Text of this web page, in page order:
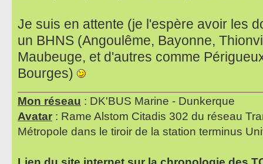
Je suis en attente (je l'espère avoir les
un BHNS (Angoulême, Bayonne,
Maubeuge, et d'autres comme
Bourges)
Mon réseau : DK'BUS Marine - Dunkerque
Avatar : Rame Alstom Citadis 302 du réseau
Métropole dans le tiroir de la station terminus